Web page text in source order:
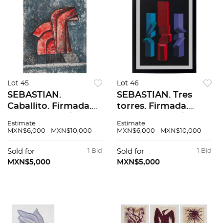
Lot 45
SEBASTIAN.
Caballito. Firmada.
80 x 60 cm medidas
Estimate
MXN$6,000 - MXN$10,000
1 Bid
Sold for
MXN$5,000
Lot 46
SEBASTIAN. Tres
torres. Firmada.
68 x 48 cm medidas
Estimate
MXN$6,000 - MXN$10,000
1 Bid
Sold for
MXN$5,000